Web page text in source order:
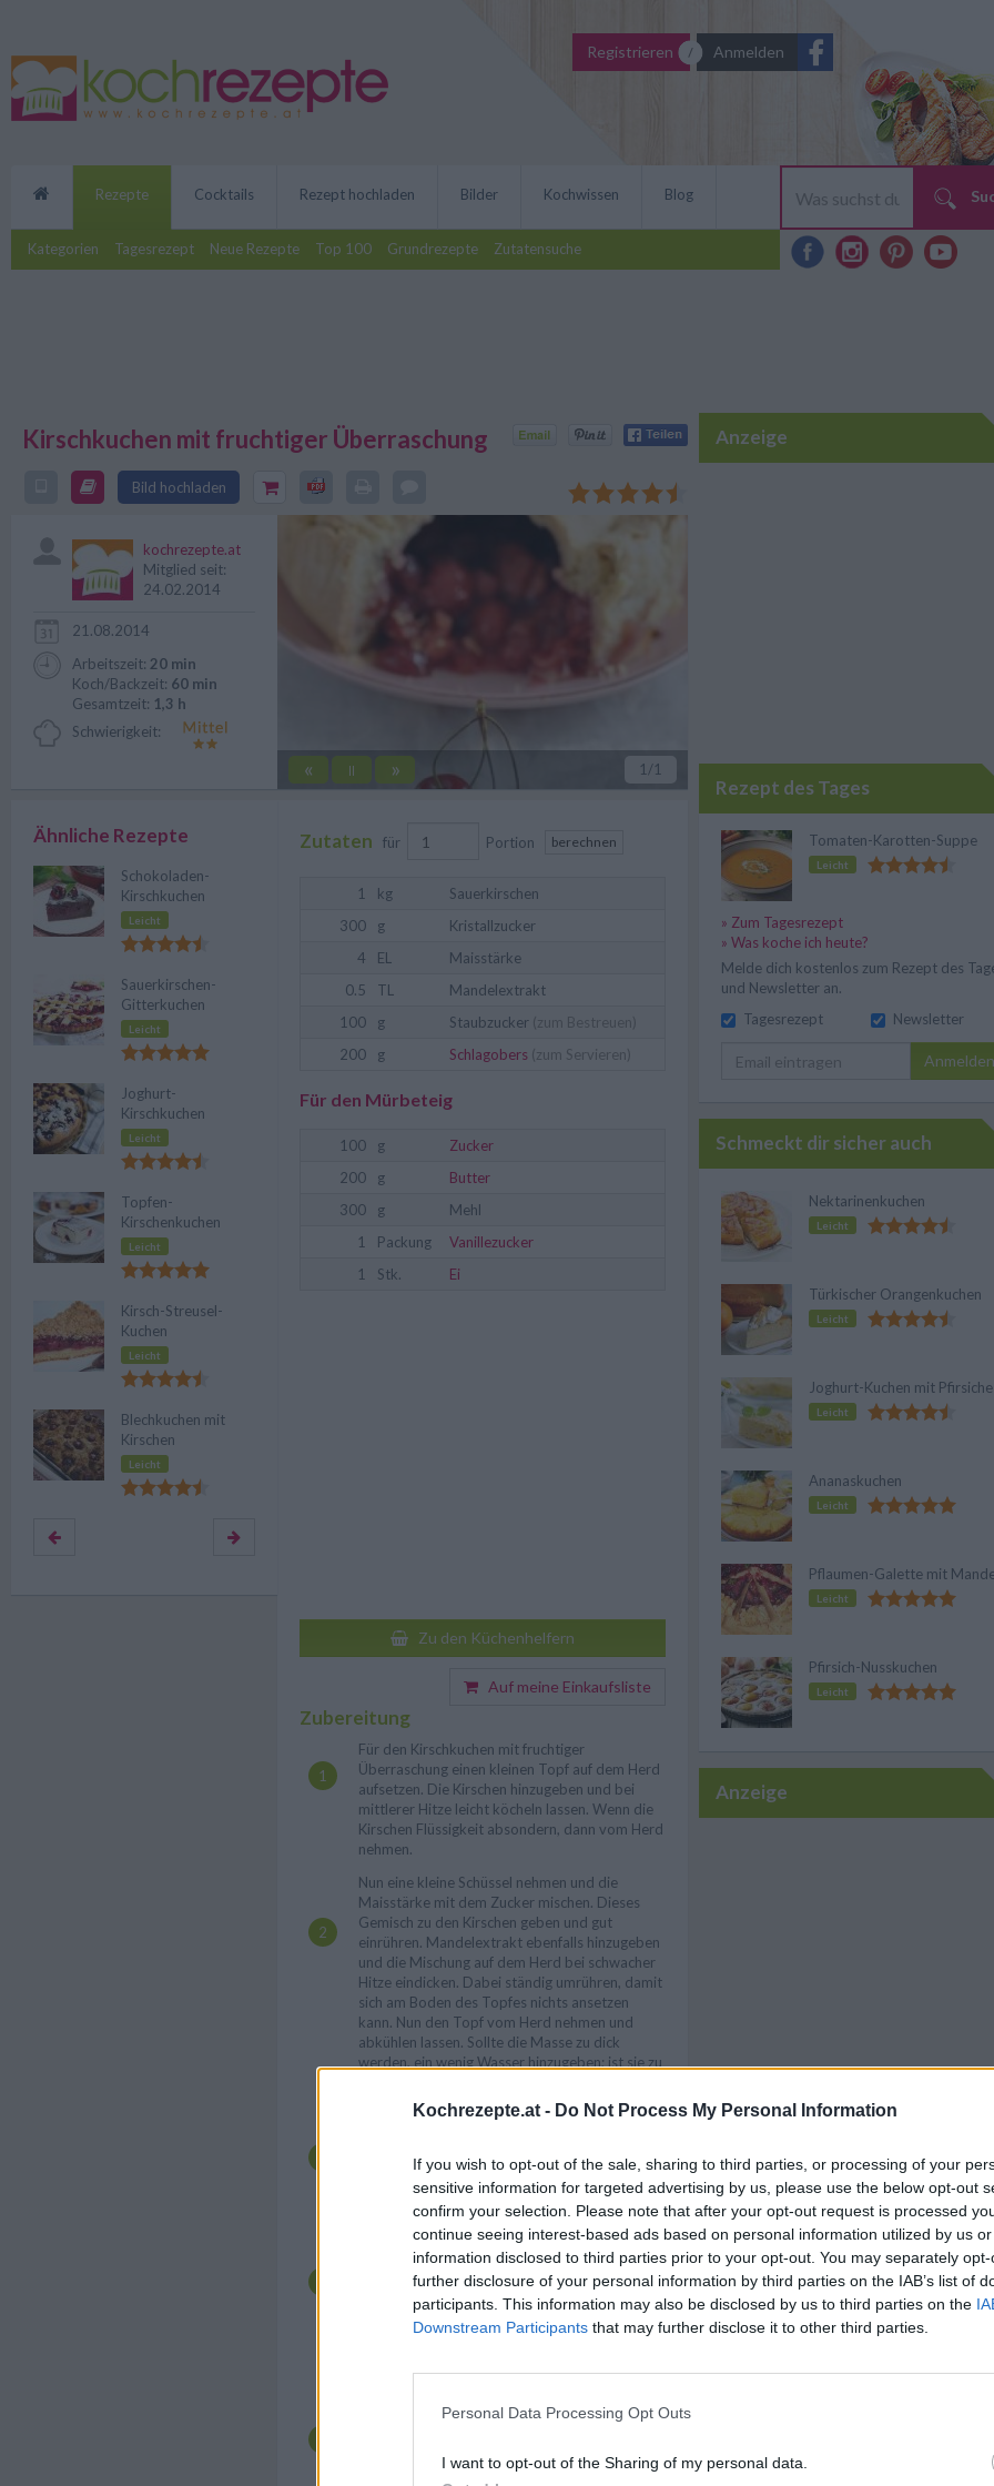
Kochrezepte.at - Do Not Process My Personal Information
If you wish to opt-out of the sale, sharing to third parties, or processing of your
sensitive information for targeted advertising by us, please use the below opt-out
confirm your selection. Please note that after your opt-out request is processed
continue seeing interest-based ads based on personal information utilized by us
information disclosed to third parties prior to your opt-out. You may separately
further disclosure of your personal information by third parties on the IAB’s list of
participants. This information may also be disclosed by us to third parties on the
Downstream Participants that may further disclose it to other third parties.
Personal Data Processing Opt Outs
I want to opt-out of the Sharing of my personal data.
Registrieren Anmelden
Rezepte
Kategorien Tagesrezept Neue Rezepte Top 100 Grundrezepte Zutatensuche
Cocktails Rezept hochladen Bilder Kochwissen Blog
Kirschkuchen mit fruchtiger Überraschung
Bild hochladen
der Kirschkuchen mit fruchtiger Überraschung Cherry Pie!
Ein Hit nicht nur für Kids.
« || » 1 /1
kochrezepte.at
Mitglied seit:
24.02.2014
21.08.2014
Arbeitszeit: 20 min
Koch/Backzeit: 60 min
Gesamtzeit: 1,3 h
Schwierigkeit:
Zutaten für Portion berechnen
1 kg
Sauerkirschen
300
g
Kristallzucker
4
EL
Maisstärke
0.5
TL
Mandelextrakt
100
g Staubzucker (zum Bestreuen)
200
g Schlagobers (zum Servieren)
Für den Mürbeteig
100 g
Zucker
200
g
Butter
300
g
Mehl
1
Packung
Vanillezucker
1
Stk. Ei
Zu den Küchenhelfern
Auf meine Einkaufsliste
Zubereitung
Für den Kirschkuchen mit fruchtiger
Überraschung einen kleinen Topf auf dem Herd
aufsetzen. Die Kirschen hinzugeben und bei
mittlerer Hitze leicht köcheln lassen. Wenn die
Kirschen Flüssigkeit absondern, dann vom Herd
nehmen.
Nun eine kleine Schüssel nehmen und die
Maisstärke mit dem Zucker mischen. Dieses
Gemisch zu den Kirschen geben und gut
einrühren. Mandelextrakt ebenfalls hinzugeben
und die Mischung auf dem Herd bei schwacher
Hitze eindicken. Dabei ständig umrühren, damit
sich am Boden des Topfes nichts ansetzen
kann. Nun den Topf vom Herd nehmen und
abkühlen lassen. Sollte die Masse zu dick
werden, ein wenig Wasser hinzugeben; ist sie zu
andicken. Den Backofen auf 200°C vorheizen.
das Ei trennen und in eine Schüssel das Eigelb
mit Zucker, Vanillezucker, Butter und Mehl
mischen und gut durchkneten. Den Teig auf
einer bemehlten Arbeitsfläche ausrollen.
In eine ausgefettete Kuchenform oder
Auflaufform die Hälfte des Teiges auslegen, die
abgekühlte Kirschmischung hineingeben und mit
der anderen ausgerollten Teighälfte einen
Deckel obenauf legen. Damit die Hitze
Den Kirschkuchen aus dem Ofen nehmen und
bestreuen und mit frisch geschlagenem
Schlagobers servieren.
Ähnliche Rezepte
Schokoladen-
Kirschkuchen
Leicht
Sauerkirschen-
Gitterkuchen
Leicht
Joghurt-
Kirschkuchen
Leicht
Topfen-
Kirschenkuchen
Leicht
Kirsch-Streusel-
Kuchen
Leicht
Blechkuchen mit
Kirschen
Leicht
Anzeige
Rezept des Tages
Tomaten-Karotten-Suppe
Leicht
» Zum Tagesrezept
» Was koche ich heute?
Melde dich kostenlos zum Rezept des
und Newsletter an.
Tagesrezept
Newsletter
Anmelden
Schmeckt dir sicher auch
Nektarinenkuchen
Leicht
Türkischer Orangenkuchen
Leicht
Joghurt-Kuchen mit Pfirsiche
Leicht
Ananaskuchen
Leicht
Pflaumen-Galette mit
Leicht
Pfirsich-Nusskuchen
Leicht
Anzeige
Artikelempfehlung